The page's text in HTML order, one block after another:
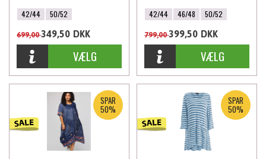
42/44 50/52
699,00349,50 DKK
42/44 46/48 50/52
799,00399,50 DKK
SPAR
50%
SPAR
50%